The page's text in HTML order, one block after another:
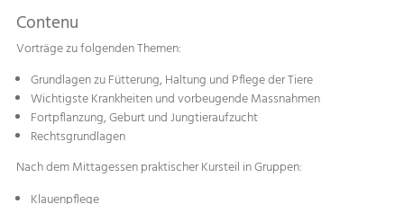
Contenu
Vorträge zu folgenden Themen:
Grundlagen zu Fütterung, Haltung und Pflege der Tiere
Wichtigste Krankheiten und vorbeugende Massnahmen
Fortpflanzung, Geburt und Jungtieraufzucht
Rechtsgrundlagen
Nach dem Mittagessen praktischer Kursteil in Gruppen:
Klauenpflege